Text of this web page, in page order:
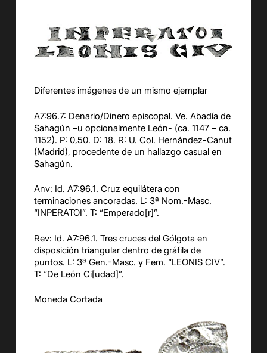
Diferentes imágenes de un mismo ejemplar
A7:96.7: Denario/Dinero episcopal. Ve. Abadía de
Sahagún –u opcionalmente León- (ca. 1147 – ca.
1152). P: 0,50. D: 18. R: U. Col. Hernández-Canut
(Madrid), procedente de un hallazgo casual en
Sahagún.
Anv: Id. A7:96.1. Cruz equilátera con
terminaciones ancoradas. L: 3ª Nom.-Masc.
“INPERATOI”. T: “Emperado[r]”.
Rev: Id. A7:96.1. Tres cruces del Gólgota en
disposición triangulardentro de gráfila de
puntos. L: 3ª Gen.-Masc. y Fem. “LEONIS CIV”.
T: “De León Ci[udad]”.
Moneda Cortada